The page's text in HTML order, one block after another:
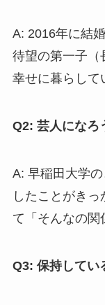
A: 2016年に結
待望の第一子（
幸せに暮らして
Q2: 芸人になろ
A: 早稲田大学
したことがき
て「そんなの関
Q3: 保持してい